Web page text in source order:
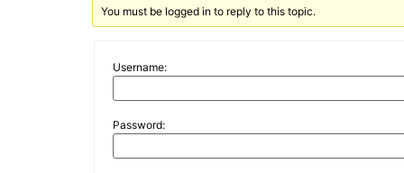
You must be logged in to reply to this topic.
Username:
Password: